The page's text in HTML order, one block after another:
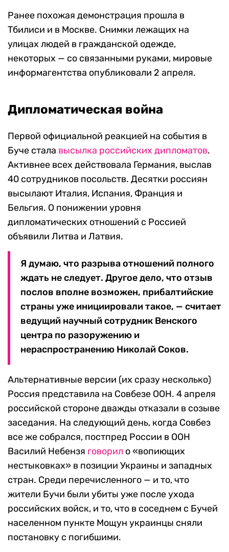
Ранее похожая демонстрация прошла в
Тбилиси и в Москве. Снимки лежащих на
улицах людей в гражданской одежде,
некоторых — со связанными руками, мировые
информагентства опубликовали 2 апреля.
Дипломатическая война
Первой официальной реакцией на события в
Буче стала высылка российских дипломатов.
Активнее всех действовала Германия, выслав
40 сотрудников посольств. Десятки россиян
высылают Италия, Испания, Франция и
Бельгия. О понижении уровня
дипломатических отношений с Россией
объявили Литва и Латвия.
Я думаю, что разрыва отношений полного
ждать не следует. Другое дело, что отзыв
послов вполне возможен, прибалтийские
страны уже инициировали такое, — считает
ведущий научный сотрудник Венского
центра по разоружению и
нераспространению Николай Соков.
Альтернативные версии (их сразу несколько)
Россия представила на Совбезе ООН. 4 апреля
российской стороне дважды отказали в созыве
заседания. На следующий день, когда Совбез
все же собрался, постпред России в ООН
Василий Небензя говорил о «вопиющих
нестыковках» в позиции Украины и западных
стран. Среди перечисленного — и то, что
жители Бучи были убиты уже после ухода
российских войск, и то, что в соседнем с Бучей
населенном пункте Мощун украинцы сняли
постановку с погибшими.